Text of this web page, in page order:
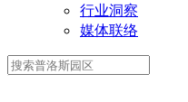
行业洞察
媒体联络